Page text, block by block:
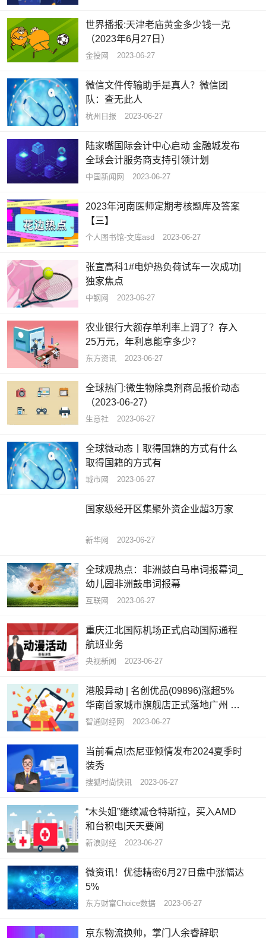
世界播报:天津老庙黄金多少钱一克
（2023年6月27日）
金投网 2023-06-27
微信文件传输助手是真人？微信团
队：查无此人
杭州日报 2023-06-27
陆家嘴国际会计中心启动 金融城发布
全球会计服务商支持引领计划
中国新闻网 2023-06-27
2023年河南医师定期考核题库及答案
【三】
个人图书馆-文库asd 2023-06-27
张宣高科1#电炉热负荷试车一次成功|
独家焦点
中钢网 2023-06-27
农业银行大额存单利率上调了？存入
25万元，年利息能拿多少？
东方资讯 2023-06-27
全球热门:微生物除臭剂商品报价动态
（2023-06-27）
生意社 2023-06-27
全球微动态丨取得国籍的方式有什么
取得国籍的方式有
城市网 2023-06-27
国家级经开区集聚外资企业超3万家
新华网 2023-06-27
全球观热点：非洲鼓白马串词报幕词_
幼儿园非洲鼓串词报幕
互联网 2023-06-27
重庆江北国际机场正式启动国际通程
航班业务
央视新闻 2023-06-27
港股异动 | 名创优品(09896)涨超5%
华南首家城市旗舰店正式落地广州 开
业当天销售额超13万元
智通财经网 2023-06-27
当前看点!杰尼亚倾情发布2024夏季时
装秀
搜狐时尚快讯 2023-06-27
“木头姐”继续减仓特斯拉，买入AMD
和台积电|天天要闻
新浪财经 2023-06-27
微资讯！优德精密6月27日盘中涨幅达
5%
东方财富Choice数据 2023-06-27
京东物流换帅，掌门人余睿辞职